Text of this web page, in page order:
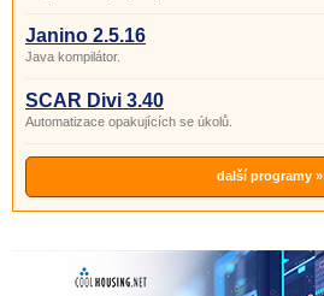
Janino 2.5.16
Java kompilátor.
SCAR Divi 3.40
Automatizace opakujících se úkolů.
další programy »